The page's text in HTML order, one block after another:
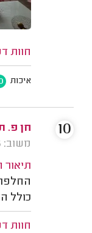
חוות
איכות
חן פ.
משוב: 29/07/2026
תיאור
כולל
חוות
10